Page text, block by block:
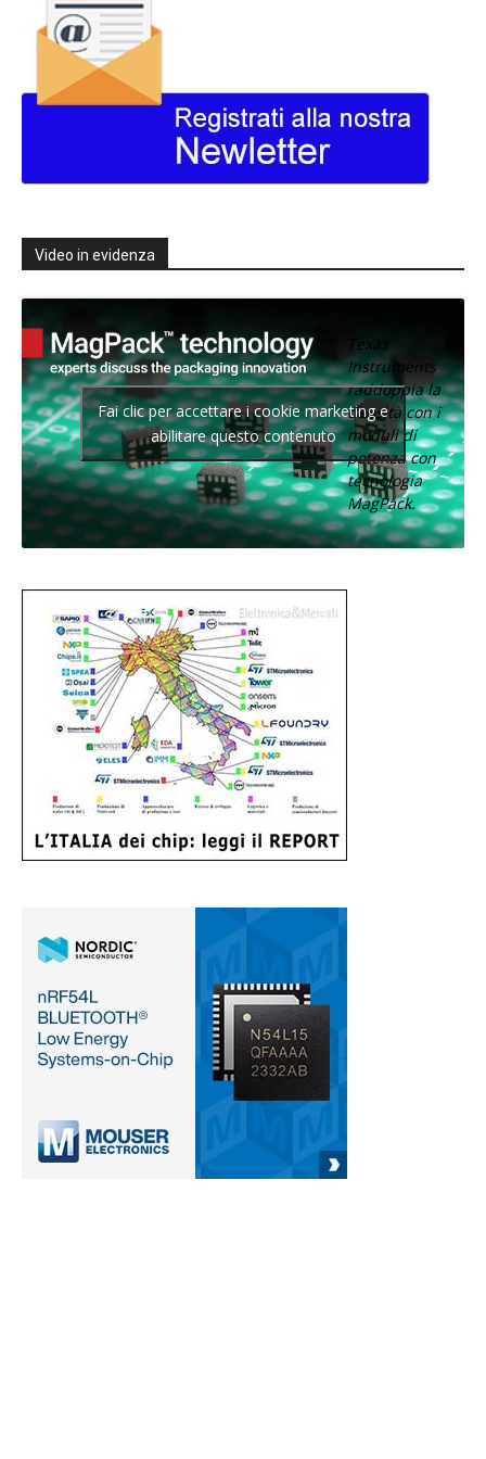
Video in evidenza
Texas
Instruments
raddoppia la
densità con i
moduli di
potenza con
tecnologia
MagPack.
Fai clic per accettare i cookie marketing e
abilitare questo contenuto